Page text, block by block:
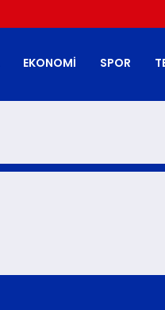
EKONOMI SPOR